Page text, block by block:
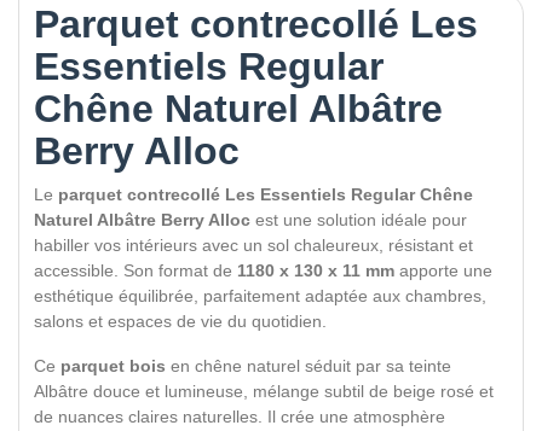
Parquet contrecollé Les
Essentiels Regular
Chêne Naturel Albâtre
Berry Alloc
Le parquet contrecollé Les Essentiels Regular Chêne
Naturel Albâtre Berry Alloc est une solution idéale pour
habiller vos intérieurs avec un sol chaleureux, résistant et
accessible. Son format de 1180 x 130 x 11 mm apporte une
esthétique équilibrée, parfaitement adaptée aux chambres,
salons et espaces de vie du quotidien.
Ce parquet bois en chêne naturel séduit par sa teinte
Albâtre douce et lumineuse, mélange subtil de beige rosé et
de nuances claires naturelles. Il crée une atmosphère